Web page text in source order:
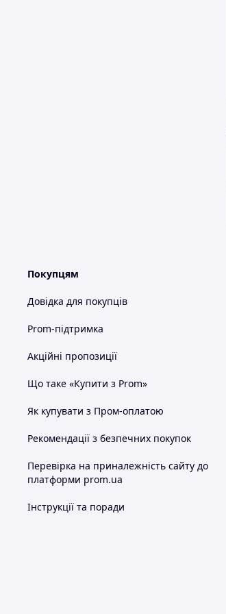
Покупцям
Довідка для покупців
Prom-підтримка
Акційні пропозиції
Що таке «Купити з Prom»
Як купувати з Пром-оплатою
Рекомендації з безпечних покупок
Перевірка на приналежність сайту до
платформи prom.ua
Інструкції та поради